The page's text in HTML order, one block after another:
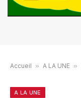
Accueil » A LA UNE »
A LA UNE